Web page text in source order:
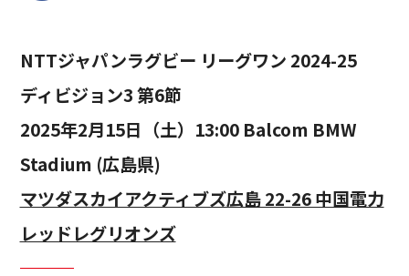
NTTジャパンラグビー リーグワン 2024-25
ディビジョン3 第6節
2025年2月15日（土）13:00 Balcom BMW
Stadium (広島県)
マツダスカイアクティブズ広島 22-26 中国電力
レッドレグリオンズ